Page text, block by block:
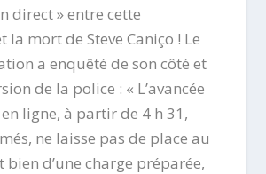
direct » entre cette
la mort de Steve Caniço ! Le
a enquêté de son côté et
de la police : « L’avancée
ligne, à partir de 4 h 31,
ne laisse pas de place au
bien d’une charge préparée,